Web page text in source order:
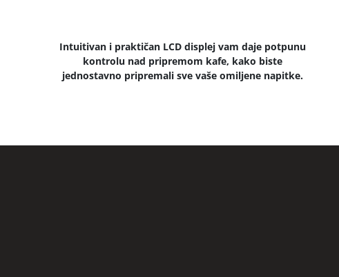
Intuitivan i praktičan LCD displej vam daje potpunu
kontrolu nad pripremom kafe, kako biste
jednostavno pripremali sve vaše omiljene napitke.